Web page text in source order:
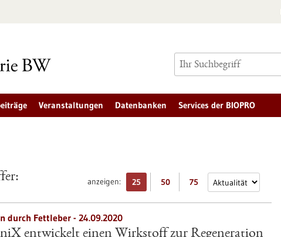
Veranstaltungen Datenbanken Services der BIOPRO
anzeigen: 25 50 75
durch Fettleber - 24.09.2020
entwickelt einen Wirkstoff zur Regeneration